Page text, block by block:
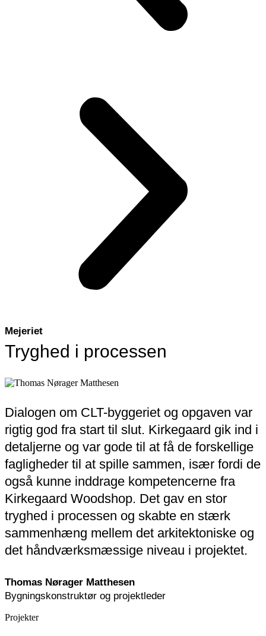
Mejeriet
Tryghed i processen
Dialogen om CLT-byggeriet og opgaven var
rigtig god fra start til slut. Kirkegaard gik ind i
detaljerne og var gode til at få de forskellige
fagligheder til at spille sammen, især fordi de
også kunne inddrage kompetencerne fra
Kirkegaard Woodshop. Det gav en stor
tryghed i processen og skabte en stærk
sammenhæng mellem det arkitektoniske og
det håndværksmæssige niveau i projektet.
Thomas Nørager Matthesen
Bygningskonstruktør og projektleder
Projekter